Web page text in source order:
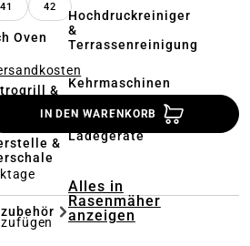
Oven
&
&
Hochdruckreiniger
&
Terrassenreinigung
Kehrmaschinen
Akkus &
Ladegeräte
Alles in
Rasenmäher
anzeigen
IST ZURZEIT NICHT VERFÜGBAR.)
41 42
Produktes
IN DEN WARENKORB